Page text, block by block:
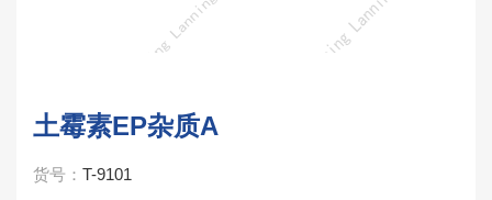
土霉素EP杂质A
货号： T-9101